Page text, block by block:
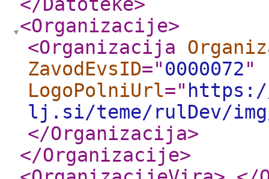
<Organizacije>
<Organizacija
ZavodEvsID="0000072"
LogoPolniUrl="
lj.si/teme/rulDev/
</Organizacija>
</Organizacije>